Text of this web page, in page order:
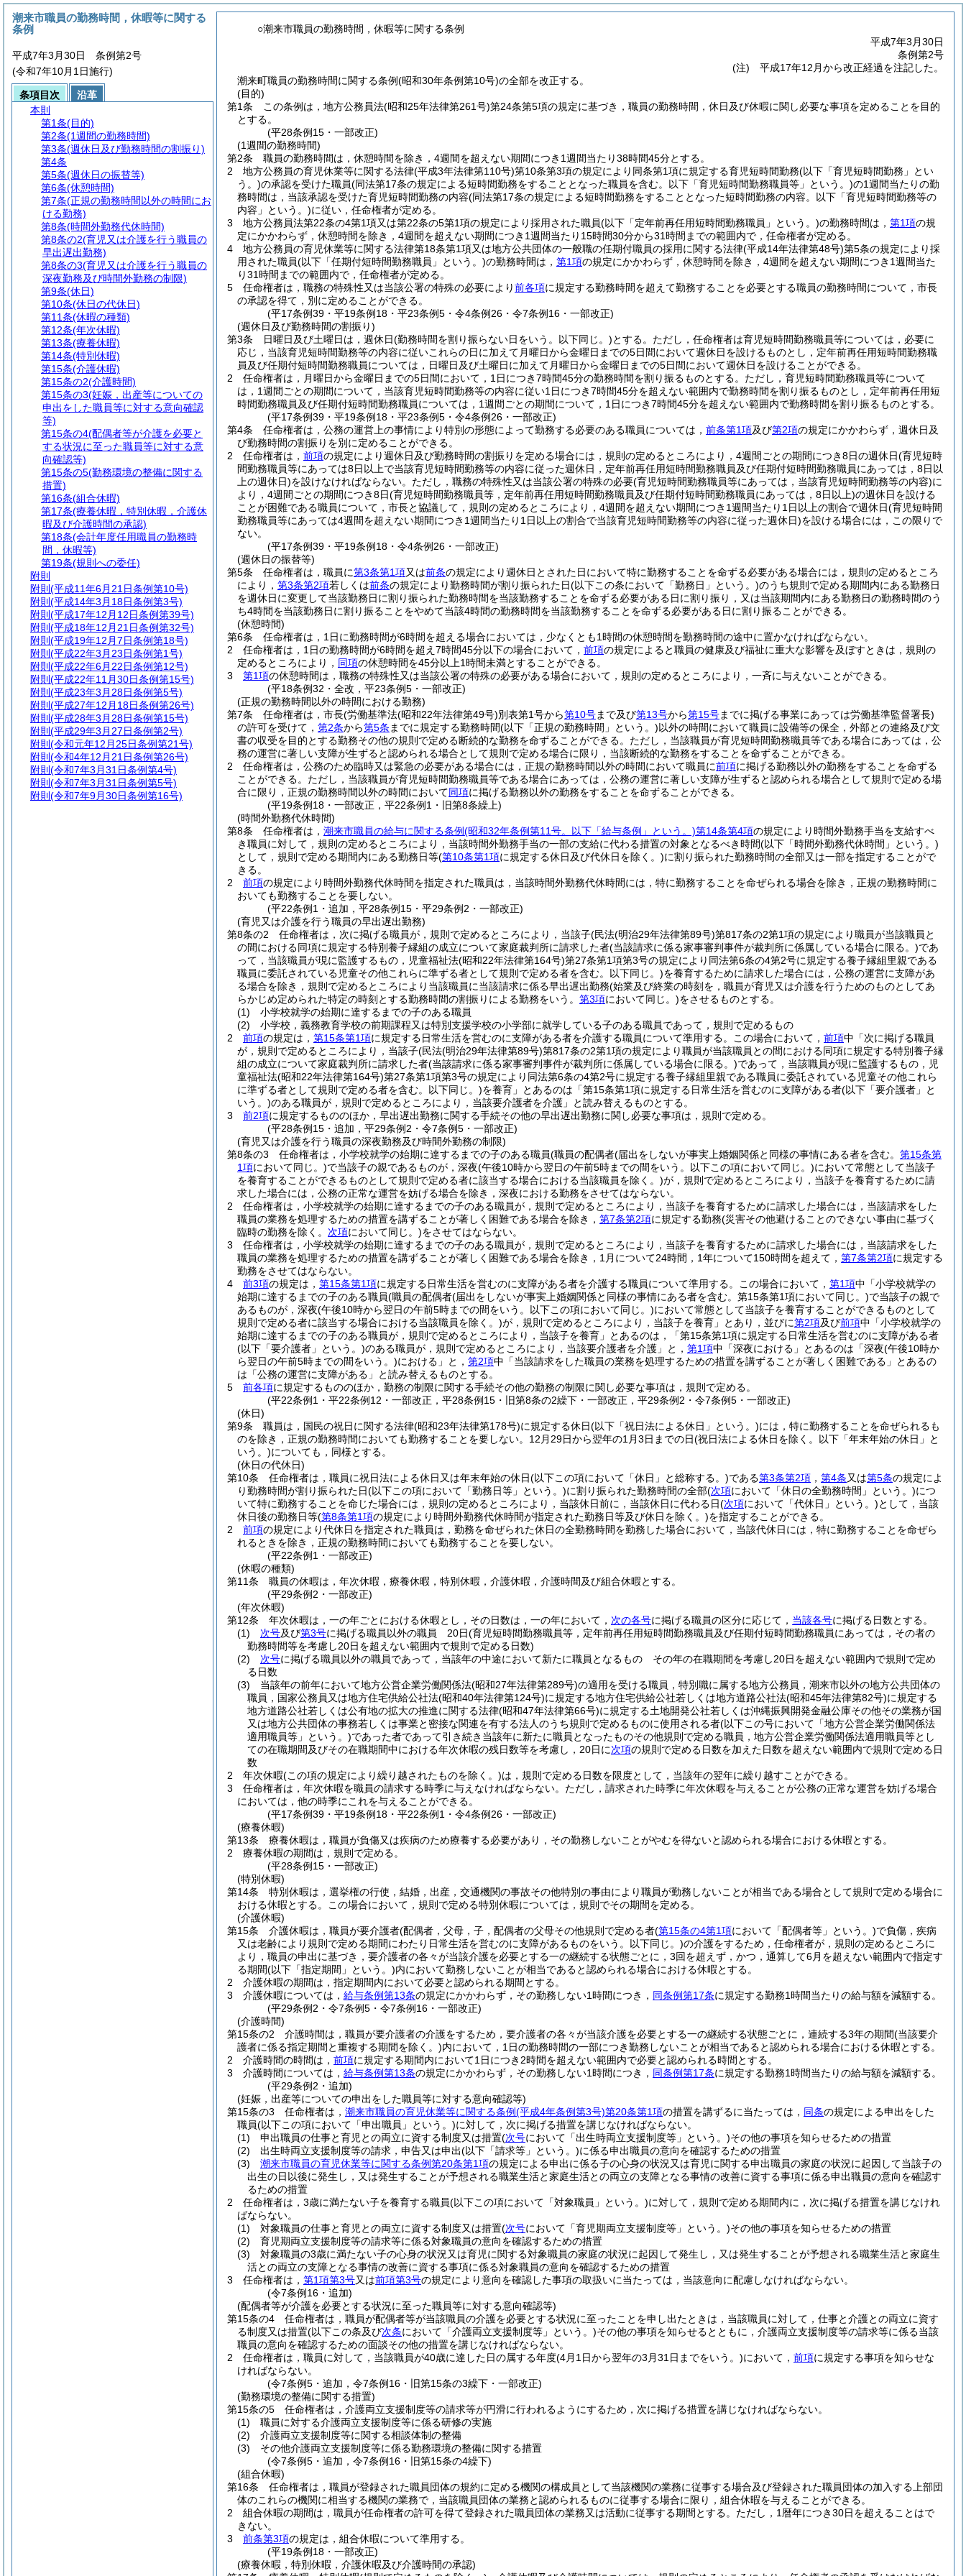
○潮来市職員の勤務時間，休暇等に関する条例
平成7年3月30日
条例第2号
(注) 平成17年12月から改正経過を注記した。
潮来町職員の勤務時間に関する条例(昭和30年条例第10号)の全部を改正する。
(目的)
第1条
この条例は，地方公務員法(昭和25年法律第261号)第24条第5項の規定に基づき，職員の勤務時間，休日及び休暇に関し必要な事項を定めることを目的
とする。
(平28条例15・一部改正)
(1週間の勤務時間)
第2条
職員の勤務時間は，休憩時間を除き，4週間を超えない期間につき1週間当たり38時間45分とする。
2
地方公務員の育児休業等に関する法律(平成3年法律第110号)第10条第3項の規定により同条第1項に規定する育児短時間勤務(以下「育児短時間勤務」とい
う。)の承認を受けた職員(同法第17条の規定による短時間勤務をすることとなった職員を含む。以下「育児短時間勤務職員等」という。)の1週間当たりの勤
務時間は，当該承認を受けた育児短時間勤務の内容(同法第17条の規定による短時間勤務をすることとなった短時間勤務の内容。以下「育児短時間勤務等の
内容」という。)に従い，任命権者が定める。
3
地方公務員法第22条の4第1項又は第22条の5第1項の規定により採用された職員(以下「定年前再任用短時間勤務職員」という。)の勤務時間は， 第1項の規
定にかかわらず，休憩時間を除き，4週間を超えない期間につき1週間当たり15時間30分から31時間までの範囲内で，任命権者が定める。
4
地方公務員の育児休業等に関する法律第18条第1項又は地方公共団体の一般職の任期付職員の採用に関する法律(平成14年法律第48号)第5条の規定により採
用された職員(以下「任期付短時間勤務職員」という。)の勤務時間は， 第1項の規定にかかわらず，休憩時間を除き，4週間を超えない期間につき1週間当た
り31時間までの範囲内で，任命権者が定める。
5
任命権者は，職務の特殊性又は当該公署の特殊の必要により前各項に規定する勤務時間を超えて勤務することを必要とする職員の勤務時間について，市長
の承認を得て，別に定めることができる。
(平17条例39・平19条例18・平23条例5・令4条例26・令7条例16・一部改正)
(週休日及び勤務時間の割振り)
第3条
日曜日及び土曜日は，週休日(勤務時間を割り振らない日をいう。以下同じ。)とする。 ただし，任命権者は育児短時間勤務職員等については，必要に
応じ，当該育児短時間勤務等の内容に従いこれらの日に加えて月曜日から金曜日までの5日間において週休日を設けるものとし，定年前再任用短時間勤務職
員及び任期付短時間勤務職員については，日曜日及び土曜日に加えて月曜日から金曜日までの5日間において週休日を設けることができる。
2
任命権者は，月曜日から金曜日までの5日間において，1日につき7時間45分の勤務時間を割り振るものとする。 ただし，育児短時間勤務職員等について
は，1週間ごとの期間について，当該育児短時間勤務等の内容に従い1日につき7時間45分を超えない範囲内で勤務時間を割り振るものとし，定年前再任用短
時間勤務職員及び任期付短時間勤務職員については，1週間ごとの期間について，1日につき7時間45分を超えない範囲内で勤務時間を割り振るものとする。
(平17条例39・平19条例18・平23条例5・令4条例26・一部改正)
第4条
任命権者は，公務の運営上の事情により特別の形態によって勤務する必要のある職員については， 前条第1項及び第2項の規定にかかわらず，週休日及
び勤務時間の割振りを別に定めることができる。
2
任命権者は， 前項の規定により週休日及び勤務時間の割振りを定める場合には，規則の定めるところにより，4週間ごとの期間につき8日の週休日(育児短時
間勤務職員等にあっては8日以上で当該育児短時間勤務等の内容に従った週休日，定年前再任用短時間勤務職員及び任期付短時間勤務職員にあっては，8日以
上の週休日)を設けなければならない。 ただし，職務の特殊性又は当該公署の特殊の必要(育児短時間勤務職員等にあっては，当該育児短時間勤務等の内容)に
より，4週間ごとの期間につき8日(育児短時間勤務職員等，定年前再任用短時間勤務職員及び任期付短時間勤務職員にあっては，8日以上)の週休日を設ける
ことが困難である職員について，市長と協議して，規則の定めるところにより，4週間を超えない期間につき1週間当たり1日以上の割合で週休日(育児短時間
勤務職員等にあっては4週間を超えない期間につき1週間当たり1日以上の割合で当該育児短時間勤務等の内容に従った週休日)を設ける場合には，この限りで
ない。
(平17条例39・平19条例18・令4条例26・一部改正)
(週休日の振替等)
第5条
任命権者は，職員に第3条第1項又は前条の規定により週休日とされた日において特に勤務することを命ずる必要がある場合には，規則の定めるところ
により， 第3条第2項若しくは前条の規定により勤務時間が割り振られた日(以下この条において「勤務日」という。)のうち規則で定める期間内にある勤務日
を週休日に変更して当該勤務日に割り振られた勤務時間を当該勤務することを命ずる必要がある日に割り振り，又は当該期間内にある勤務日の勤務時間のう
ち4時間を当該勤務日に割り振ることをやめて当該4時間の勤務時間を当該勤務することを命ずる必要がある日に割り振ることができる。
(休憩時間)
第6条
任命権者は，1日に勤務時間が6時間を超える場合においては，少なくとも1時間の休憩時間を勤務時間の途中に置かなければならない。
2
任命権者は，1日の勤務時間が6時間を超え7時間45分以下の場合において， 前項の規定によると職員の健康及び福祉に重大な影響を及ぼすときは，規則の
定めるところにより， 同項の休憩時間を45分以上1時間未満とすることができる。
3
第1項の休憩時間は，職務の特殊性又は当該公署の特殊の必要がある場合において，規則の定めるところにより，一斉に与えないことができる。
(平18条例32・全改，平23条例5・一部改正)
(正規の勤務時間以外の時間における勤務)
第7条
任命権者は，市長(労働基準法(昭和22年法律第49号)別表第1号から第10号まで及び第13号から第15号までに掲げる事業にあっては労働基準監督署長)
の許可を受けて， 第2条から第5条 までに規定する勤務時間(以下「正規の勤務時間」という。)以外の時間において職員に設備等の保全，外部との連絡及び文
書の収受を目的とする勤務その他の規則で定める断続的な勤務を命ずることができる。 ただし，当該職員が育児短時間勤務職員等である場合にあっては，公
務の運営に著しい支障が生ずると認められる場合として規則で定める場合に限り，当該断続的な勤務をすることを命ずることができる。
2
任命権者は，公務のため臨時又は緊急の必要がある場合には，正規の勤務時間以外の時間において職員に前項に掲げる勤務以外の勤務をすることを命ずる
ことができる。 ただし，当該職員が育児短時間勤務職員等である場合にあっては，公務の運営に著しい支障が生ずると認められる場合として規則で定める場
合に限り，正規の勤務時間以外の時間において同項に掲げる勤務以外の勤務をすることを命ずることができる。
(平19条例18・一部改正，平22条例1・旧第8条繰上)
(時間外勤務代休時間)
第8条
任命権者は， 潮来市職員の給与に関する条例(昭和32年条例第11号。以下「給与条例」という。)第14条第4項の規定により時間外勤務手当を支給すべ
き職員に対して，規則の定めるところにより，当該時間外勤務手当の一部の支給に代わる措置の対象となるべき時間(以下「時間外勤務代休時間」という。)
として，規則で定める期間内にある勤務日等(第10条第1項に規定する休日及び代休日を除く。)に割り振られた勤務時間の全部又は一部を指定することがで
きる。
2
前項の規定により時間外勤務代休時間を指定された職員は，当該時間外勤務代休時間には，特に勤務することを命ぜられる場合を除き，正規の勤務時間に
おいても勤務することを要しない。
(平22条例1・追加，平28条例15・平29条例2・一部改正)
(育児又は介護を行う職員の早出遅出勤務)
第8条の2
任命権者は，次に掲げる職員が，規則で定めるところにより，当該子(民法(明治29年法律第89号)第817条の2第1項の規定により職員が当該職員と
の間における同項に規定する特別養子縁組の成立について家庭裁判所に請求した者(当該請求に係る家事審判事件が裁判所に係属している場合に限る。)であ
って，当該職員が現に監護するもの，児童福祉法(昭和22年法律第164号)第27条第1項第3号の規定により同法第6条の4第2号に規定する養子縁組里親である
職員に委託されている児童その他これらに準ずる者として規則で定める者を含む。以下同じ。)を養育するために請求した場合には，公務の運営に支障があ
る場合を除き，規則で定めるところにより当該職員に当該請求に係る早出遅出勤務(始業及び終業の時刻を，職員が育児又は介護を行うためのものとしてあ
らかじめ定められた特定の時刻とする勤務時間の割振りによる勤務をいう。 第3項において同じ。)をさせるものとする。
(1)
小学校就学の始期に達するまでの子のある職員
(2)
小学校，義務教育学校の前期課程又は特別支援学校の小学部に就学している子のある職員であって，規則で定めるもの
2
前項の規定は， 第15条第1項に規定する日常生活を営むのに支障がある者を介護する職員について準用する。 この場合において， 前項中「次に掲げる職員
が，規則で定めるところにより，当該子(民法(明治29年法律第89号)第817条の2第1項の規定により職員が当該職員との間における同項に規定する特別養子縁
組の成立について家庭裁判所に請求した者(当該請求に係る家事審判事件が裁判所に係属している場合に限る。)であって，当該職員が現に監護するもの，児
童福祉法(昭和22年法律第164号)第27条第1項第3号の規定により同法第6条の4第2号に規定する養子縁組里親である職員に委託されている児童その他これら
に準ずる者として規則で定める者を含む。以下同じ。)を養育」とあるのは「第15条第1項に規定する日常生活を営むのに支障がある者(以下「要介護者」と
いう。)のある職員が，規則で定めるところにより，当該要介護者を介護」と読み替えるものとする。
3
前2項に規定するもののほか，早出遅出勤務に関する手続その他の早出遅出勤務に関し必要な事項は，規則で定める。
(平28条例15・追加，平29条例2・令7条例5・一部改正)
(育児又は介護を行う職員の深夜勤務及び時間外勤務の制限)
第8条の3
任命権者は，小学校就学の始期に達するまでの子のある職員(職員の配偶者(届出をしないが事実上婚姻関係と同様の事情にある者を含む。 第15条第
1項において同じ。)で当該子の親であるものが，深夜(午後10時から翌日の午前5時までの間をいう。以下この項において同じ。)において常態として当該子
を養育することができるものとして規則で定める者に該当する場合における当該職員を除く。)が，規則で定めるところにより，当該子を養育するために請
求した場合には，公務の正常な運営を妨げる場合を除き，深夜における勤務をさせてはならない。
2
任命権者は，小学校就学の始期に達するまでの子のある職員が，規則で定めるところにより，当該子を養育するために請求した場合には，当該請求をした
職員の業務を処理するための措置を講ずることが著しく困難である場合を除き， 第7条第2項に規定する勤務(災害その他避けることのできない事由に基づく
臨時の勤務を除く。 次項において同じ。)をさせてはならない。
3
任命権者は，小学校就学の始期に達するまでの子のある職員が，規則で定めるところにより，当該子を養育するために請求した場合には，当該請求をした
職員の業務を処理するための措置を講ずることが著しく困難である場合を除き，1月について24時間，1年について150時間を超えて， 第7条第2項に規定する
勤務をさせてはならない。
4
前3項の規定は， 第15条第1項に規定する日常生活を営むのに支障がある者を介護する職員について準用する。 この場合において， 第1項中「小学校就学の
始期に達するまでの子のある職員(職員の配偶者(届出をしないが事実上婚姻関係と同様の事情にある者を含む。第15条第1項において同じ。)で当該子の親で
あるものが，深夜(午後10時から翌日の午前5時までの間をいう。以下この項において同じ。)において常態として当該子を養育することができるものとして
規則で定める者に該当する場合における当該職員を除く。)が，規則で定めるところにより，当該子を養育」とあり，並びに第2項及び前項中「小学校就学の
始期に達するまでの子のある職員が，規則で定めるところにより，当該子を養育」とあるのは，「第15条第1項に規定する日常生活を営むのに支障がある者
(以下「要介護者」という。)のある職員が，規則で定めるところにより，当該要介護者を介護」と， 第1項中「深夜における」とあるのは「深夜(午後10時か
ら翌日の午前5時までの間をいう。)における」と， 第2項中「当該請求をした職員の業務を処理するための措置を講ずることが著しく困難である」とあるの
は「公務の運営に支障がある」と読み替えるものとする。
5
前各項に規定するもののほか，勤務の制限に関する手続その他の勤務の制限に関し必要な事項は，規則で定める。
(平22条例1・平22条例12・一部改正，平28条例15・旧第8条の2繰下・一部改正，平29条例2・令7条例5・一部改正)
(休日)
第9条
職員は，国民の祝日に関する法律(昭和23年法律第178号)に規定する休日(以下「祝日法による休日」という。)には，特に勤務することを命ぜられるも
のを除き，正規の勤務時間においても勤務することを要しない。 12月29日から翌年の1月3日までの日(祝日法による休日を除く。以下「年末年始の休日」と
いう。)についても，同様とする。
(休日の代休日)
第10条
任命権者は，職員に祝日法による休日又は年末年始の休日(以下この項において「休日」と総称する。)である第3条第2項 ， 第4条又は第5条の規定によ
り勤務時間が割り振られた日(以下この項において「勤務日等」という。)に割り振られた勤務時間の全部(次項において「休日の全勤務時間」という。)につ
いて特に勤務することを命じた場合には，規則の定めるところにより，当該休日前に，当該休日に代わる日(次項において「代休日」という。)として，当該
休日後の勤務日等(第8条第1項の規定により時間外勤務代休時間が指定された勤務日等及び休日を除く。)を指定することができる。
2
前項の規定により代休日を指定された職員は，勤務を命ぜられた休日の全勤務時間を勤務した場合において，当該代休日には，特に勤務することを命ぜら
れるときを除き，正規の勤務時間においても勤務することを要しない。
(平22条例1・一部改正)
(休暇の種類)
第11条
職員の休暇は，年次休暇，療養休暇，特別休暇，介護休暇，介護時間及び組合休暇とする。
(平29条例2・一部改正)
(年次休暇)
第12条
年次休暇は，一の年ごとにおける休暇とし，その日数は，一の年において， 次の各号に掲げる職員の区分に応じて， 当該各号に掲げる日数とする。
(1)
次号及び第3号に掲げる職員以外の職員 20日(育児短時間勤務職員等，定年前再任用短時間勤務職員及び任期付短時間勤務職員にあっては，その者の
勤務時間等を考慮し20日を超えない範囲内で規則で定める日数)
(2)
次号に掲げる職員以外の職員であって，当該年の中途において新たに職員となるもの その年の在職期間を考慮し20日を超えない範囲内で規則で定め
る日数
(3)
当該年の前年において地方公営企業労働関係法(昭和27年法律第289号)の適用を受ける職員，特別職に属する地方公務員，潮来市以外の地方公共団体の
職員，国家公務員又は地方住宅供給公社法(昭和40年法律第124号)に規定する地方住宅供給公社若しくは地方道路公社法(昭和45年法律第82号)に規定する
地方道路公社若しくは公有地の拡大の推進に関する法律(昭和47年法律第66号)に規定する土地開発公社若しくは沖縄振興開発金融公庫その他その業務が国
又は地方公共団体の事務若しくは事業と密接な関連を有する法人のうち規則で定めるものに使用される者(以下この号において「地方公営企業労働関係法
適用職員等」という。)であった者であって引き続き当該年に新たに職員となったものその他規則で定める職員，地方公営企業労働関係法適用職員等とし
ての在職期間及びその在職期間中における年次休暇の残日数等を考慮し，20日に次項の規則で定める日数を加えた日数を超えない範囲内で規則で定める日
数
2
年次休暇(この項の規定により繰り越されたものを除く。)は，規則で定める日数を限度として，当該年の翌年に繰り越すことができる。
3
任命権者は，年次休暇を職員の請求する時季に与えなければならない。 ただし，請求された時季に年次休暇を与えることが公務の正常な運営を妨げる場合
においては，他の時季にこれを与えることができる。
(平17条例39・平19条例18・平22条例1・令4条例26・一部改正)
(療養休暇)
第13条
療養休暇は，職員が負傷又は疾病のため療養する必要があり，その勤務しないことがやむを得ないと認められる場合における休暇とする。
2
療養休暇の期間は，規則で定める。
(平28条例15・一部改正)
(特別休暇)
第14条
特別休暇は，選挙権の行使，結婚，出産，交通機関の事故その他特別の事由により職員が勤務しないことが相当である場合として規則で定める場合に
おける休暇とする。
この場合において，規則で定める特別休暇については，規則でその期間を定める。
(介護休暇)
第15条
介護休暇は，職員が要介護者(配偶者，父母，子，配偶者の父母その他規則で定める者(第15条の4第1項において「配偶者等」という。)で負傷，疾病
又は老齢により規則で定める期間にわたり日常生活を営むのに支障があるものをいう。以下同じ。)の介護をするため，任命権者が，規則の定めるところに
より，職員の申出に基づき，要介護者の各々が当該介護を必要とする一の継続する状態ごとに，3回を超えず，かつ，通算して6月を超えない範囲内で指定す
る期間(以下「指定期間」という。)内において勤務しないことが相当であると認められる場合における休暇とする。
2
介護休暇の期間は，指定期間内において必要と認められる期間とする。
3
介護休暇については， 給与条例第13条の規定にかかわらず，その勤務しない1時間につき， 同条例第17条に規定する勤務1時間当たりの給与額を減額する。
(平29条例2・令7条例5・令7条例16・一部改正)
(介護時間)
第15条の2
介護時間は，職員が要介護者の介護をするため，要介護者の各々が当該介護を必要とする一の継続する状態ごとに，連続する3年の期間(当該要介
護者に係る指定期間と重複する期間を除く。)内において，1日の勤務時間の一部につき勤務しないことが相当であると認められる場合における休暇とする。
2
介護時間の時間は， 前項に規定する期間内において1日につき2時間を超えない範囲内で必要と認められる時間とする。
3
介護時間については， 給与条例第13条の規定にかかわらず，その勤務しない1時間につき， 同条例第17条に規定する勤務1時間当たりの給与額を減額する。
(平29条例2・追加)
(妊娠，出産等についての申出をした職員等に対する意向確認等)
第15条の3
任命権者は， 潮来市職員の育児休業等に関する条例(平成4年条例第3号)第20条第1項の措置を講ずるに当たっては， 同条の規定による申出をした
職員(以下この項において「申出職員」という。)に対して，次に掲げる措置を講じなければならない。
(1)
申出職員の仕事と育児との両立に資する制度又は措置(次号において「出生時両立支援制度等」という。)その他の事項を知らせるための措置
(2)
出生時両立支援制度等の請求，申告又は申出(以下「請求等」という。)に係る申出職員の意向を確認するための措置
(3)
潮来市職員の育児休業等に関する条例第20条第1項の規定による申出に係る子の心身の状況又は育児に関する申出職員の家庭の状況に起因して当該子の
出生の日以後に発生し，又は発生することが予想される職業生活と家庭生活との両立の支障となる事情の改善に資する事項に係る申出職員の意向を確認す
るための措置
2
任命権者は，3歳に満たない子を養育する職員(以下この項において「対象職員」という。)に対して，規則で定める期間内に，次に掲げる措置を講じなけれ
ばならない。
(1)
対象職員の仕事と育児との両立に資する制度又は措置(次号において「育児期両立支援制度等」という。)その他の事項を知らせるための措置
(2)
育児期両立支援制度等の請求等に係る対象職員の意向を確認するための措置
(3)
対象職員の3歳に満たない子の心身の状況又は育児に関する対象職員の家庭の状況に起因して発生し，又は発生することが予想される職業生活と家庭生
活との両立の支障となる事情の改善に資する事項に係る対象職員の意向を確認するための措置
3
任命権者は， 第1項第3号又は前項第3号の規定により意向を確認した事項の取扱いに当たっては，当該意向に配慮しなければならない。
(令7条例16・追加)
(配偶者等が介護を必要とする状況に至った職員等に対する意向確認等)
第15条の4
任命権者は，職員が配偶者等が当該職員の介護を必要とする状況に至ったことを申し出たときは，当該職員に対して，仕事と介護との両立に資す
る制度又は措置(以下この条及び次条において「介護両立支援制度等」という。)その他の事項を知らせるとともに，介護両立支援制度等の請求等に係る当該
職員の意向を確認するための面談その他の措置を講じなければならない。
2
任命権者は，職員に対して，当該職員が40歳に達した日の属する年度(4月1日から翌年の3月31日までをいう。)において， 前項に規定する事項を知らせな
ければならない。
(令7条例5・追加，令7条例16・旧第15条の3繰下・一部改正)
(勤務環境の整備に関する措置)
第15条の5
任命権者は，介護両立支援制度等の請求等が円滑に行われるようにするため，次に掲げる措置を講じなければならない。
(1)
職員に対する介護両立支援制度等に係る研修の実施
(2)
介護両立支援制度等に関する相談体制の整備
(3)
その他介護両立支援制度等に係る勤務環境の整備に関する措置
(令7条例5・追加，令7条例16・旧第15条の4繰下)
(組合休暇)
第16条
任命権者は，職員が登録された職員団体の規約に定める機関の構成員として当該機関の業務に従事する場合及び登録された職員団体の加入する上部団
体のこれらの機関に相当する機関の業務で，当該職員団体の業務と認められるものに従事する場合に限り，組合休暇を与えることができる。
2
組合休暇の期間は，職員が任命権者の許可を得て登録された職員団体の業務又は活動に従事する期間とする。 ただし，1暦年につき30日を超えることはで
きない。
3
前条第3項の規定は，組合休暇について準用する。
(平19条例18・一部改正)
(療養休暇，特別休暇，介護休暇及び介護時間の承認)
潮来市職員の勤務時間，休暇等に関する
条例
平成7年3月30日 条例第2号
(令和7年10月1日施行)
条項目次
沿革
本則
第1条(目的)
第2条(1週間の勤務時間)
第3条(週休日及び勤務時間の割振り)
第4条
第5条(週休日の振替等)
第6条(休憩時間)
第7条(正規の勤務時間以外の時間にお
ける勤務)
第8条(時間外勤務代休時間)
第8条の2(育児又は介護を行う職員の
早出遅出勤務)
第8条の3(育児又は介護を行う職員の
深夜勤務及び時間外勤務の制限)
第9条(休日)
第10条(休日の代休日)
第11条(休暇の種類)
第12条(年次休暇)
第13条(療養休暇)
第14条(特別休暇)
第15条(介護休暇)
第15条の2(介護時間)
第15条の3(妊娠，出産等についての
申出をした職員等に対する意向確認
等)
第15条の4(配偶者等が介護を必要と
する状況に至った職員等に対する意
向確認等)
第15条の5(勤務環境の整備に関する
措置)
第16条(組合休暇)
第17条(療養休暇，特別休暇，介護休
暇及び介護時間の承認)
第18条(会計年度任用職員の勤務時
間，休暇等)
第19条(規則への委任)
附則
附則 (平成11年6月21日条例第10号)
附則 (平成14年3月18日条例第3号)
附則 (平成17年12月12日条例第39号)
附則 (平成18年12月21日条例第32号)
附則 (平成19年12月7日条例第18号)
附則 (平成22年3月23日条例第1号)
附則 (平成22年6月22日条例第12号)
附則 (平成22年11月30日条例第15号)
附則 (平成23年3月28日条例第5号)
附則 (平成27年12月18日条例第26号)
附則 (平成28年3月28日条例第15号)
附則 (平成29年3月27日条例第2号)
附則 (令和元年12月25日条例第21号)
附則 (令和4年12月21日条例第26号)
附則 (令和7年3月31日条例第4号)
附則 (令和7年3月31日条例第5号)
附則 (令和7年9月30日条例第16号)